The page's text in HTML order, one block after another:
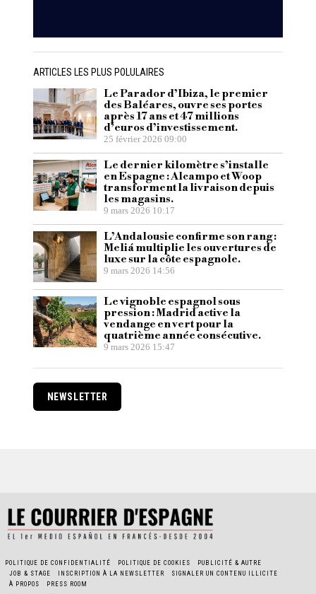
ARTICLES LES PLUS POLULAIRES
Le Parador d’Ibiza, le premier
des Baléares, ouvre ses portes
après 17 ans et 47 millions
d’euros d’investissement.
25 février 2026 09:00
Le dernier kilomètre s’installe
en Espagne : Alcampo et Woop
transforment la livraison depuis
les magasins.
9 mars 2026 10:17
L’Andalousie confirme son rang :
Meliá multiplie les ouvertures de
luxe sur la côte espagnole.
9 mars 2026 14:56
Le vignoble espagnol sous
pression : Madrid active la
vendange en vert pour la
quatrième année consécutive.
9 mars 2026 15:47
NEWSLETTER
POLITIQUE DE CONFIDENTIALITÉ POLITIQUE DE COOKIES
PUBLICITÉ & AUTRE
JOB & STAGE
INSCRIPTION À LA NEWSLETTER
SIGNALER UN CONTENU ILLICITE
À PROPOS
PRESS ROOM